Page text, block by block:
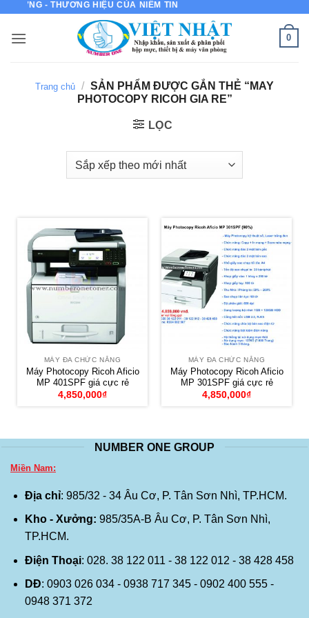
nội
LƯỢNG - THƯƠNG HIỆU CỦA NIỀM TIN
0
Trang chủ / SẢN PHẨM ĐƯỢC GẮN THẺ “MAY
PHOTOCOPY RICOH GIA RE”
LỌC
MÁY ĐA CHỨC NĂNG
Máy Photocopy Ricoh Aficio
MP 401SPF giá cực rẻ
4,850,000₫
MÁY ĐA CHỨC NĂNG
Máy Photocopy Ricoh Aficio
MP 301SPF giá cực rẻ
4,850,000₫
NUMBER ONE GROUP
Miền Nam:
Địa chỉ: 985/32 - 34 Âu Cơ, P. Tân Sơn Nhì, TP.HCM.
Kho - Xưởng: 985/35A-B Âu Cơ, P. Tân Sơn Nhì,
TP.HCM.
Điện Thoại: 028. 38 122 011 - 38 122 012 - 38 428 458
DĐ: 0903 026 034 - 0938 717 345 - 0902 400 555 -
0948 371 372